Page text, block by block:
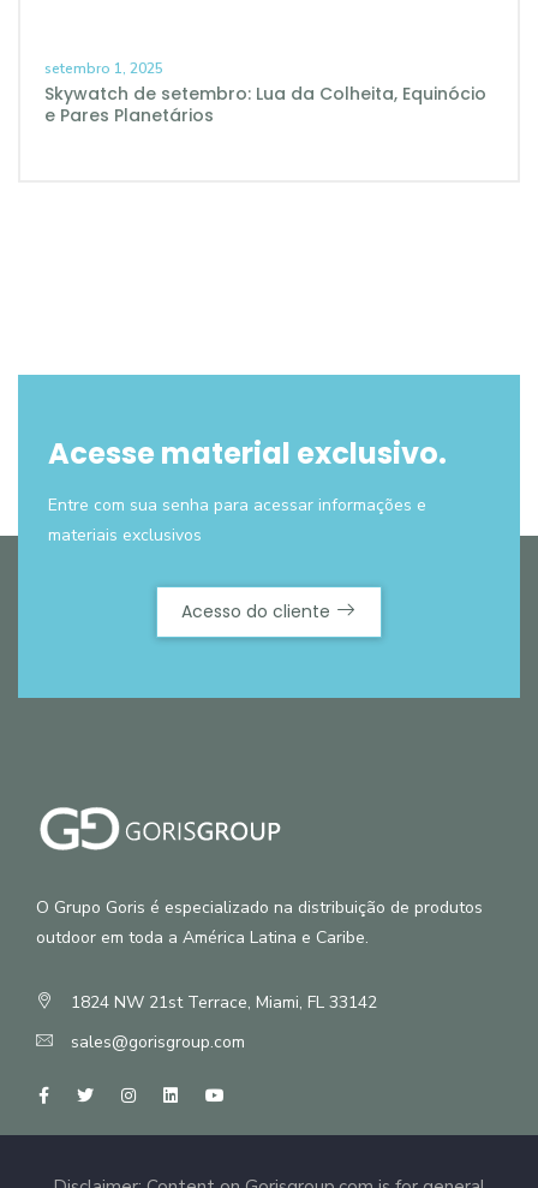
setembro 1, 2025
Skywatch de setembro: Lua da Colheita, Equinócio
e Pares Planetários
Acesse material exclusivo.
Entre com sua senha para acessar informações e
materiais exclusivos
Acesso do cliente
O Grupo Goris é especializado na distribuição de produtos
outdoor em toda a América Latina e Caribe.
1824 NW 21st Terrace, Miami, FL 33142
sales@gorisgroup.com